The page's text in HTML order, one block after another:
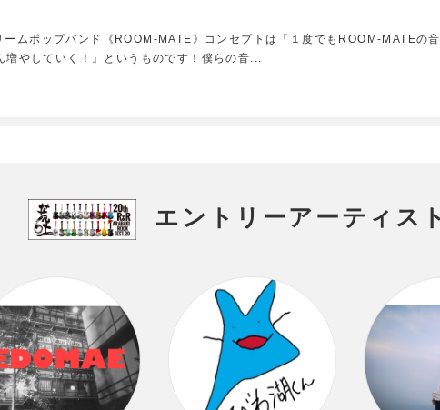
ムポップバンド《ROOM-MATE》コンセプトは『１度でもROOM-MATEの
やしていく！』というものです！僕らの音...
エントリーアーティス